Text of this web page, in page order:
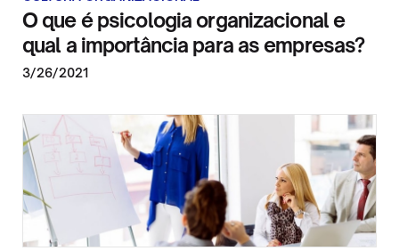
O que é psicologia organizacional e
qual a importância para as empresas?
3/26/2021